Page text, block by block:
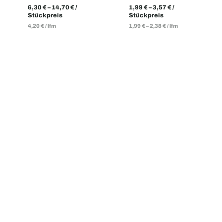
6,30€–14,70€/
Stückpreis
4,20€/lfm
1,99€–3,57€/
Stückpreis
1,99€–2,38€/lfm